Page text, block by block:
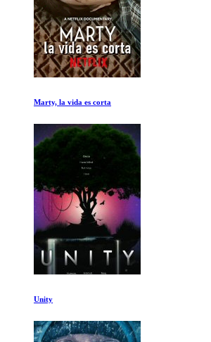
13a Enmienda
Una ultima aventura: Asi se hizo Stranger Things 5